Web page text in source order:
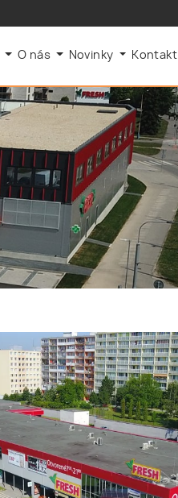
O nás Novinky Kontakt